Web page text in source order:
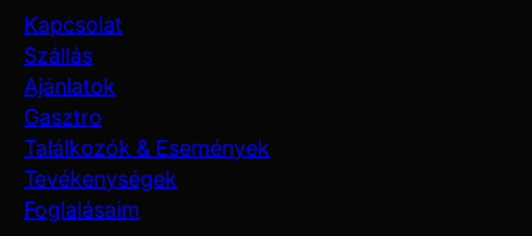
Kapcsolat
Szállás
Ajánlatok
Gasztro
Találkozók & Események
Tevékenységek
Foglalásaim